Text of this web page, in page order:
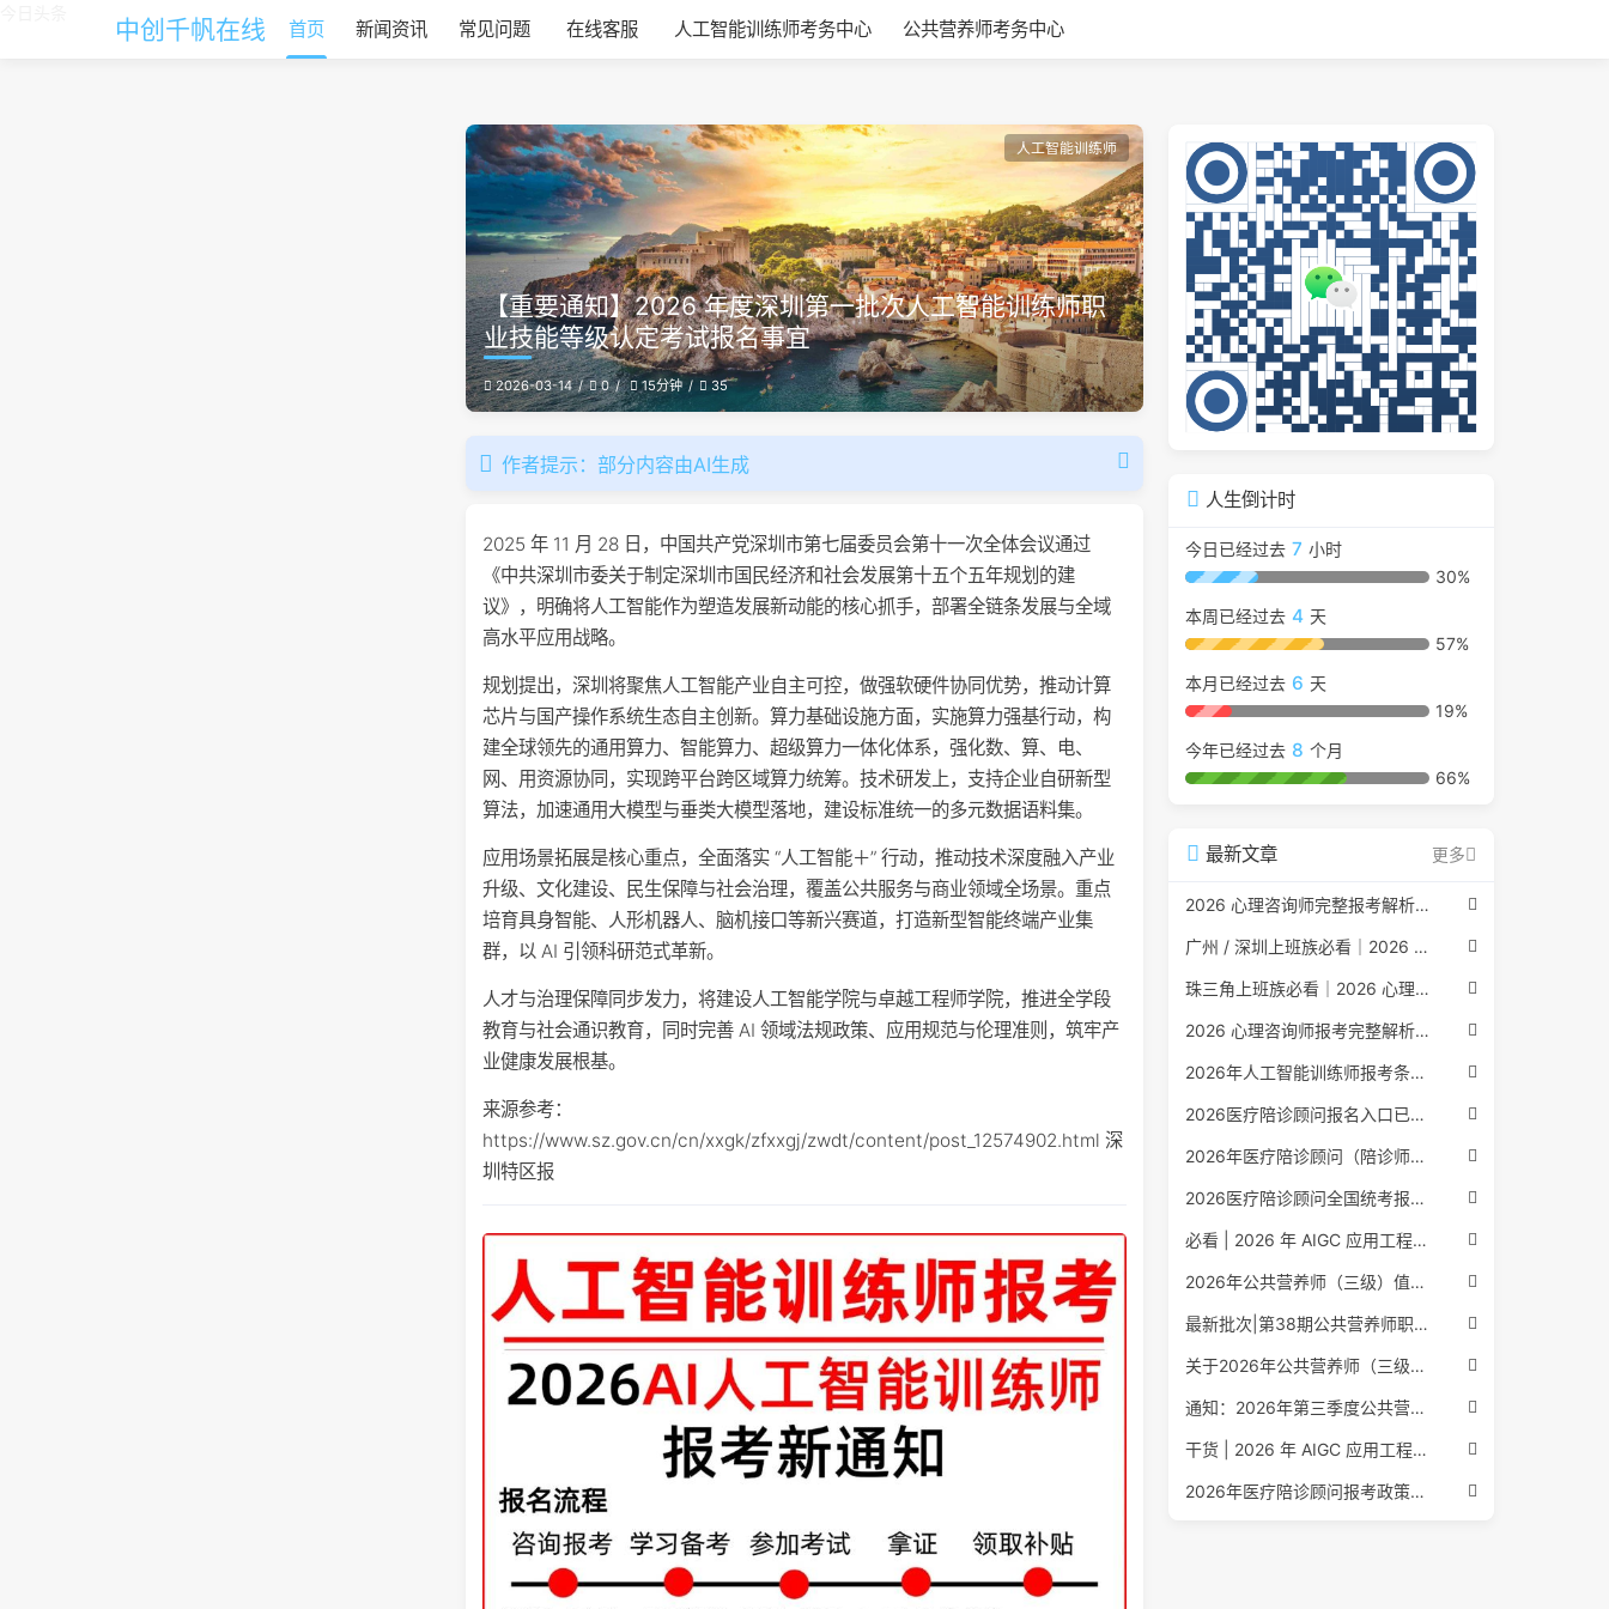
中创千帆在线 首页 新闻资讯 常见问题 在线客服 人工智能训练师考务中心 公共营养师考务中心
人工智能训练师
【重要通知】2026 年度深圳第一批次人工智能训练师职
业技能等级认定考试报名事宜
2026-03-14 0 15分钟 35
作者提示：部分内容由AI生成
2025 年 11 月 28 日，中国共产党深圳市第七届委员会第十一次全体会议通过
《中共深圳市委关于制定深圳市国民经济和社会发展第十五个五年规划的建
议》，明确将人工智能作为塑造发展新动能的核心抓手，部署全链条发展与全域
高水平应用战略。
规划提出，深圳将聚焦人工智能产业自主可控，做强软硬件协同优势，推动计算
芯片与国产操作系统生态自主创新。算力基础设施方面，实施算力强基行动，构
建全球领先的通用算力、智能算力、超级算力一体化体系，强化数、算、电、
网、用资源协同，实现跨平台跨区域算力统筹。技术研发上，支持企业自研新型
算法，加速通用大模型与垂类大模型落地，建设标准统一的多元数据语料集。
应用场景拓展是核心重点，全面落实 “人工智能＋” 行动，推动技术深度融入产业
升级、文化建设、民生保障与社会治理，覆盖公共服务与商业领域全场景。重点
培育具身智能、人形机器人、脑机接口等新兴赛道，打造新型智能终端产业集
群，以 AI 引领科研范式革新。
人才与治理保障同步发力，将建设人工智能学院与卓越工程师学院，推进全学段
教育与社会通识教育，同时完善 AI 领域法规政策、应用规范与伦理准则，筑牢产
业健康发展根基。
来源参考：
https://www.sz.gov.cn/cn/xxgk/zfxxgj/zwdt/content/post_12574902.html 深
圳特区报
人生倒计时
今日已经过去 7 小时
30%
本周已经过去 4 天
57%
本月已经过去 6 天
19%
今年已经过去 8 个月
66%
最新文章 更多
2026 心理咨询师完整报考解析（2017 国考取消后现行权威体系 + 避坑全指南）
广州 / 深圳上班族必看｜2026 心理咨询师考证指南，转行副业、情绪疏导双收益
珠三角上班族必看｜2026 心理咨询师考证指南，转行副业、情绪疏导双收益
2026 心理咨询师报考完整解析｜2017 国考取消后正规报考标准、流程避坑指南
2026年人工智能训练师报考条件与流程：2026年最新官方要求全面解读
2026医疗陪诊顾问报名入口已公布，全国报考条件流程政策全解析
2026年医疗陪诊顾问（陪诊师）招生启动，全国报考指南附报名官网
2026医疗陪诊顾问全国统考报名中，报考条件流程全攻略附报名入口
必看 | 2026 年 AIGC 应用工程师报考核心要点：报名费用、官网可查、行业认可度、补考规则全盘点
2026年公共营养师（三级）值得考吗？报名入口+条件+证书用途
最新批次|第38期公共营养师职业能力评价证书报名培训通知
关于2026年公共营养师（三级、四级）全国统一认定报名的服务通知
通知：2026年第三季度公共营养师四级培训报名安排正式发布
干货 | 2026 年 AIGC 应用工程师报考指南：报名流程、学历要求、培训课程、就业方向全梳理
2026年医疗陪诊顾问报考政策更新，全国报名入口与报考指南全同步